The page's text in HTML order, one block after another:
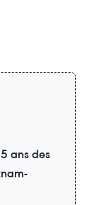
ans des